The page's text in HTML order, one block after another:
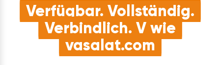
Verfügbar. Vollständig.
Verbindlich. V wie
vasalat.com